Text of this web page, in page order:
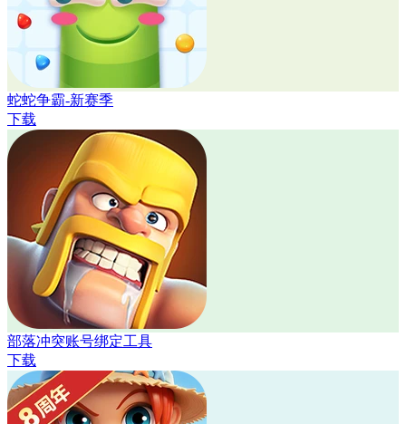
蛇蛇争霸-新赛季
下载
部落冲突账号绑定工具
下载